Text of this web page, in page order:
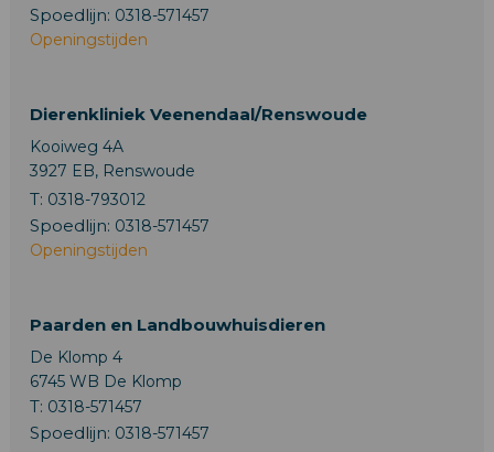
Spoedlijn: 0318-571457
Openingstijden
Dierenkliniek Veenendaal/Renswoude
Kooiweg 4A
3927 EB, Renswoude
T: 0318-793012
Spoedlijn: 0318-571457
Openingstijden
Paarden en Landbouwhuisdieren
De Klomp 4
6745 WB De Klomp
T: 0318-571457
Spoedlijn: 0318-571457